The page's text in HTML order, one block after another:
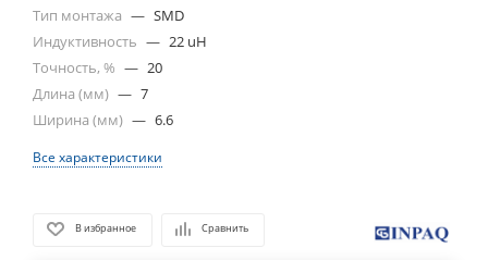
Тип монтажа — SMD
Индуктивность — 22 uH
Точность, % — 20
Длина (мм) — 7
Ширина (мм) — 6.6
Все характеристики
В избранное Сравнить